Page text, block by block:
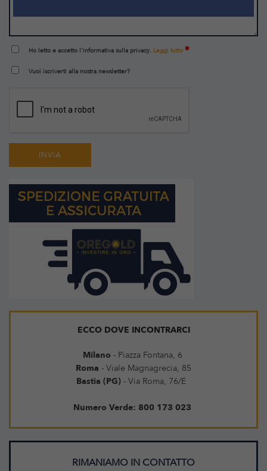
Ho letto e accetto l'informativa sulla privacy. Leggi tutto
Vuoi iscriverti alla nostra newsletter?
ECCO DOVE INCONTRARCI
Milano - Piazza Fontana, 6
Roma - Viale Magnagrecia, 85
Bastia (PG) - Via Roma, 76/E
Numero Verde: 800 173 023
RIMANIAMO IN CONTATTO